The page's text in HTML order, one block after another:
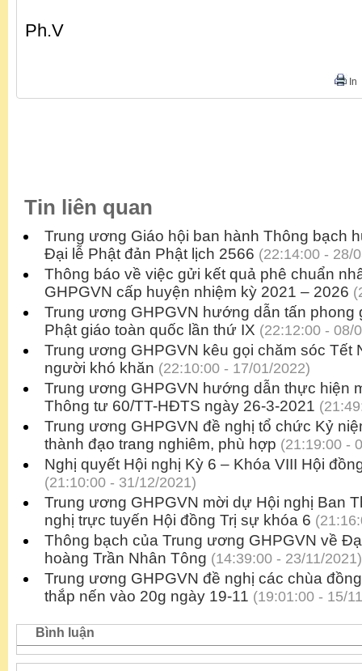
Ph.V
In
Tin liên quan
Trung ương Giáo hội ban hành Thông bạch
Đại lễ Phật đản Phật lịch 2566 (22:14:00 - 28/
Thông báo về việc gửi kết quả phê chuẩn
GHPGVN cấp huyện nhiệm kỳ 2021 – 2026
Trung ương GHPGVN hướng dẫn tấn phong
Phật giáo toàn quốc lần thứ IX (22:12:00 - 08/
Trung ương GHPGVN kêu gọi chăm sóc Tết
người khó khăn (22:10:00 - 17/01/2022)
Trung ương GHPGVN hướng dẫn thực hiện
Thông tư 60/TT-HĐTS ngày 26-3-2021
Trung ương GHPGVN đề nghị tổ chức Kỷ
thành đạo trang nghiêm, phù hợp (21:19:00 -
Nghị quyết Hội nghị Kỳ 6 – Khóa VIII Hội
(21:10:00 - 31/12/2021)
Trung ương GHPGVN mời dự Hội nghị Ban
nghị trực tuyến Hội đồng Trị sự khóa 6
Thông bạch của Trung ương GHPGVN về
hoàng Trần Nhân Tông (14:39:00 - 23/11/2021)
Trung ương GHPGVN đề nghị các chùa
thắp nến vào 20g ngày 19-11 (19:01:00 - 15/
Bình luận